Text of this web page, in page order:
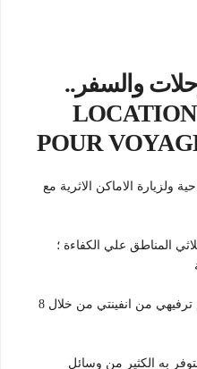
والسفر..
POUR
ولزيارة الاماكن الاثرية مع
المناطق علي الكفاءة ؛
لذلك ايضا السيارة تدعم اعلي نظام ترفيهي من انفينتي من خلال 8
به الكثير من وسائل